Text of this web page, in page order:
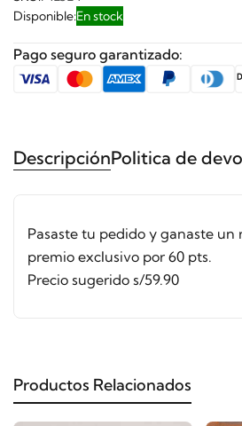
Disponible:En stock
Pago seguro garantizado:
DescripciónPolitica de
Pasaste tu pedido y ganaste un
premio exclusivo por 60 pts.
Precio sugerido s/59.90
Productos Relacionados